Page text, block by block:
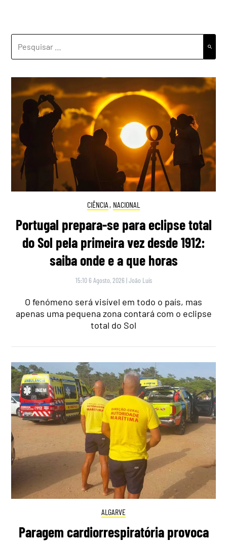
POR:
CIÊNCIA , NACIONAL
Portugal prepara-se para eclipse total
do Sol pela primeira vez desde 1912:
saiba onde e a que horas
15:10 6 Agosto, 2026 |João Luís
O fenómeno será visível em todo o país, mas
apenas uma pequena zona contará com o eclipse
total do Sol
ALGARVE
Paragem cardiorrespiratória provoca